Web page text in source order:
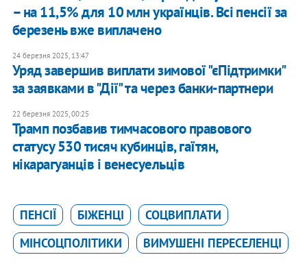
– на 11,5% для 10 млн українців. Всі пенсії за
березень вже виплачено
24 березня 2025, 13:47
​Уряд завершив виплати зимової "єПідтримки"
за заявками в "Дії" та через банки-партнери
22 березня 2025, 00:25
Трамп позбавив тимчасового правового
статусу 530 тисяч кубинців, гаїтян,
нікарагуанців і венесуельців
ПЕНСІЇ БІЖЕНЦІ
СОЦВИПЛАТИ
МІНСОЦПОЛІТИКИ
ВИМУШЕНІ ПЕРЕСЕЛЕНЦІ